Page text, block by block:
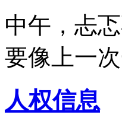
中午，忐
要像上一
人权信息